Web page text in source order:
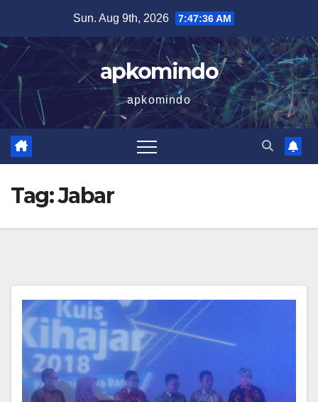
content
Sun. Aug 9th, 2026 7:47:36 AM
apkomindo
apkomindo
Tag:Jabar